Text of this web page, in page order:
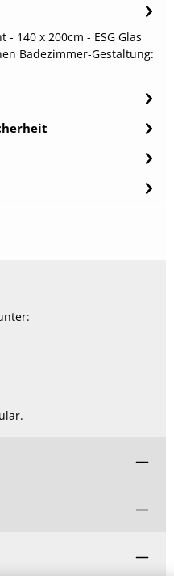
- 140 x 200cm - ESG Glas
Badezimmer-Gestaltung:
.